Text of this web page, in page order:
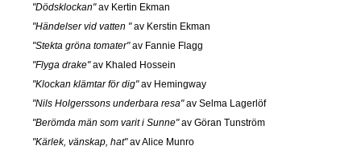
"Dödsklockan"av Kertin Ekman
"Händelser vid vatten "av Kerstin Ekman
"Stekta gröna tomater"av Fannie Flagg
"Flyga drake"av Khaled Hossein
"Klockan klämtar för dig"av Hemingway
"Nils Holgerssons underbara resa"av Selma Lagerlöf
"Berömda män som varit i Sunne"av Göran Tunström
"Kärlek, vänskap, hat"av Alice Munro